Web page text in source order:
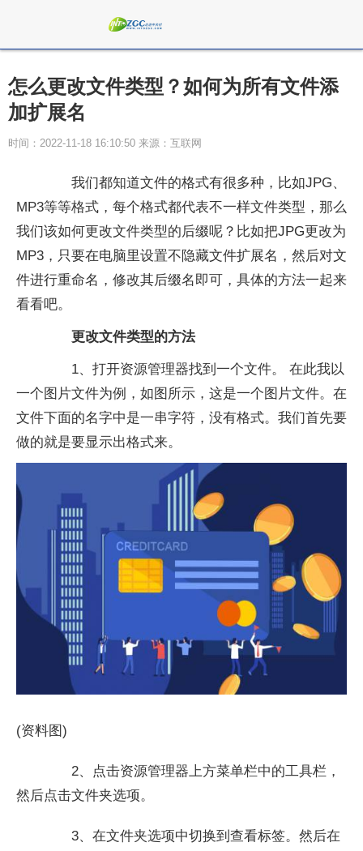
怎么更改文件类型？如何为所有文件添
加扩展名
时间：2022-11-18 16:10:50 来源：互联网
我们都知道文件的格式有很多种，比如JPG、
MP3等等格式，每个格式都代表不一样文件类型，那么
我们该如何更改文件类型的后缀呢？比如把JPG更改为
MP3，只要在电脑里设置不隐藏文件扩展名，然后对文
件进行重命名，修改其后缀名即可，具体的方法一起来
看看吧。
更改文件类型的方法
1、打开资源管理器找到一个文件。 在此我以
一个图片文件为例，如图所示，这是一个图片文件。在
文件下面的名字中是一串字符，没有格式。我们首先要
做的就是要显示出格式来。
(资料图)
2、点击资源管理器上方菜单栏中的工具栏，
然后点击文件夹选项。
3、在文件夹选项中切换到查看标签。然后在